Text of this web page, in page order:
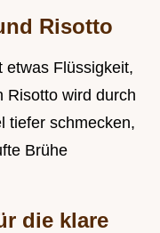
Risotto
etwas Flüssigkeit,
Risotto wird durch
tiefer schmecken,
Brühe
die klare